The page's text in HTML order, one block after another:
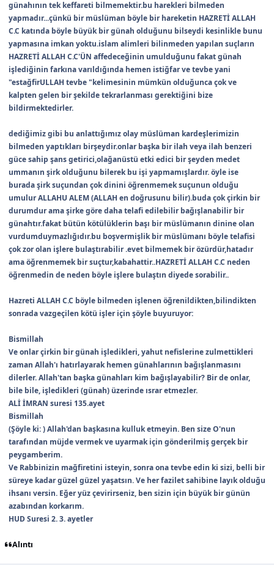
günahının tek keffareti bilmemektir.bu harekleri bilmeden
yapmadır...çünkü bir müslüman böyle bir hareketin HAZRETİ ALLAH
C.C katında böyle büyük bir günah olduğunu bilseydi kesinlikle bunu
yapmasına imkan yoktu.islam alimleri bilinmeden yapılan suçların
HAZRETİ ALLAH C.C'ÜN affedeceğinin umulduğunu fakat günah
işlediğinin farkına varıldığında hemen istiğfar ve tevbe yani
"estağfirULLAH tevbe "kelimesinin mümkün olduğunca çok ve
kalpten gelen bir şekilde tekrarlanması gerektiğini bize
bildirmektedirler.
dediğimiz gibi bu anlattığımız olay müslüman kardeşlerimizin
bilmeden yaptıkları birşeydir.onlar başka bir ilah veya ilah benzeri
güce sahip şans getirici,olağanüstü etki edici bir şeyden medet
ummanın şirk olduğunu bilerek bu işi yapmamışlardır. öyle ise
burada şirk suçundan çok dinini öğrenmemek suçunun olduğu
umulur ALLAHU ALEM (ALLAH en doğrusunu bilir).buda çok çirkin bir
durumdur ama şirke göre daha telafi edilebilir bağışlanabilir bir
günahtır.fakat bütün kötülüklerin başı bir müslümanın dinine olan
vurdumduymazlığıdır.bu boşvermişlik bir müslümanı böyle telafisi
çok zor olan işlere bulaştırabilir .evet bilmemek bir özürdür,hatadır
ama öğrenmemek bir suçtur,kabahattir..HAZRETİ ALLAH C.C neden
öğrenmedin de neden böyle işlere bulaştın diyede sorabilir..
Hazreti ALLAH C.C böyle bilmeden işlenen öğrenildikten,bilindikten
sonrada vazgeçilen kötü işler için şöyle buyuruyor:
Bismillah
Ve onlar çirkin bir günah işledikleri, yahut nefislerine zulmettikleri
zaman Allah'ı hatırlayarak hemen günahlarının bağışlanmasını
dilerler. Allah'tan başka günahları kim bağışlayabilir? Bir de onlar,
bile bile, işledikleri (günah) üzerinde ısrar etmezler.
ALİ İMRAN suresi 135.ayet
Bismillah
(Şöyle ki: ) Allah'dan başkasına kulluk etmeyin. Ben size O'nun
tarafından müjde vermek ve uyarmak için gönderilmiş gerçek bir
peygamberim.
Ve Rabbinizin mağfiretini isteyin, sonra ona tevbe edin ki sizi, belli bir
süreye kadar güzel güzel yaşatsın. Ve her fazilet sahibine layık olduğu
ihsanı versin. Eğer yüz çevirirseniz, ben sizin için büyük bir günün
azabından korkarım.
HUD Suresi 2. 3. ayetler
Alıntı